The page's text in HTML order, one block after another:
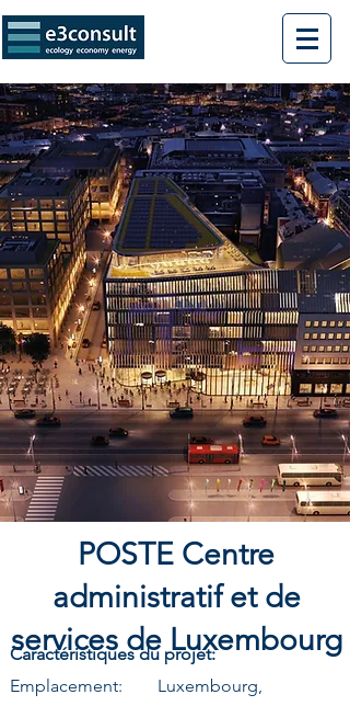
POSTE Centre
administratif et de
services de Luxembourg
Caractéristiques du projet:
Emplacement: Luxembourg,